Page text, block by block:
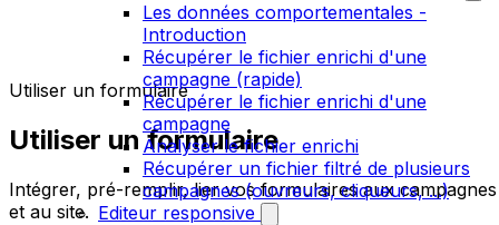
Les données comportementales -
Introduction
Récupérer le fichier enrichi d'une
campagne (rapide)
Récupérer le fichier enrichi d'une
campagne
Analyser le fichier enrichi
Récupérer un fichier filtré de plusieurs
campagnes (ouvreurs, cliqueurs, ...)
Editeur responsive
Utiliser un formulaire
Utiliser un formulaire
Intégrer, pré-remplir, lier vos formulaires aux campagnes
et au site.